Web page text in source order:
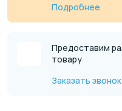
Подробнее
Предоставим
товару
Заказать звонок